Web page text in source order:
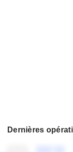
Dernières